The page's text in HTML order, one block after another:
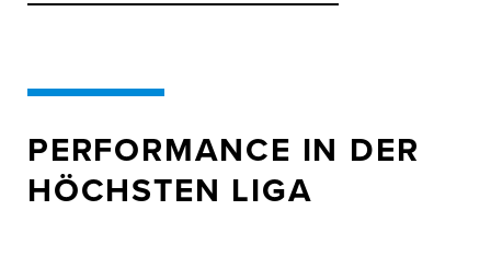
PERFORMANCE IN DER
HÖCHSTEN LIGA